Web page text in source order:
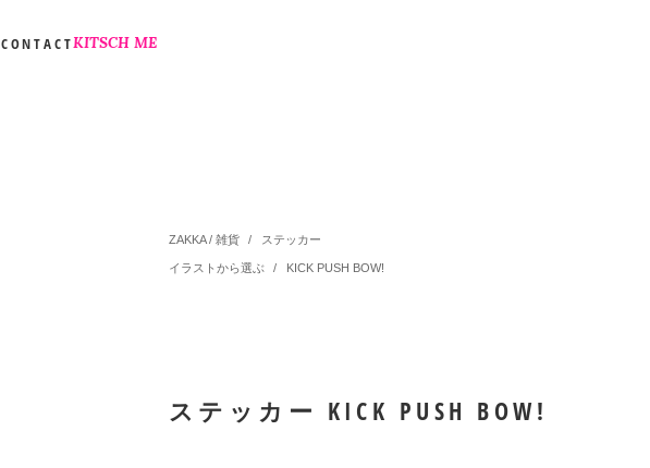
CONTACTKITSCH ME
ZAKKA / 雑貨 / ステッカー
イラストから選ぶ / KICK PUSH BOW!
ステッカー KICK PUSH BOW!